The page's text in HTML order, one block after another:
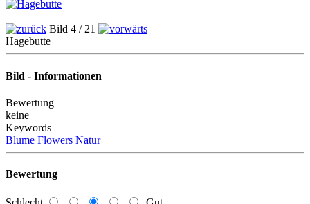
Bild 4 / 21
Hagebutte
Bild - Informationen
Bewertung
keine
Keywords
Blume Flowers Natur
Bewertung